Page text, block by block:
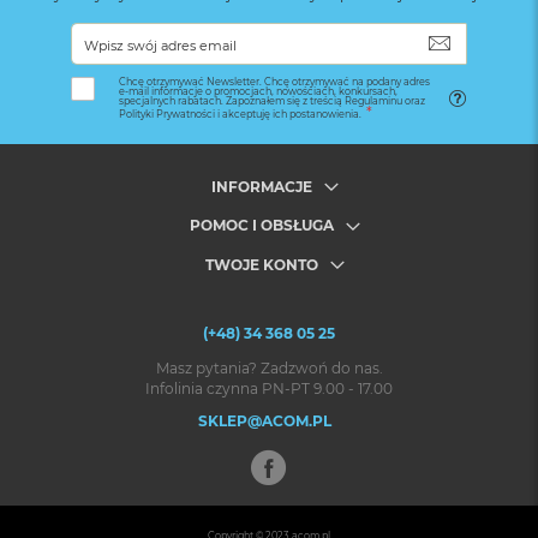
Chcę otrzymywać Newsletter. Chcę otrzymywać na podany adres
e-mail informacje o promocjach, nowościach, konkursach,
specjalnych rabatach. Zapoznałem się z treścią Regulaminu oraz
Polityki Prywatności i akceptuję ich postanowienia.
INFORMACJE
POMOC I OBSŁUGA
TWOJE KONTO
(+48) 34 368 05 25
Masz pytania? Zadzwoń do nas.
Infolinia czynna PN-PT 9.00 - 17.00
SKLEP@ACOM.PL
Copyright © 2023 acom.pl